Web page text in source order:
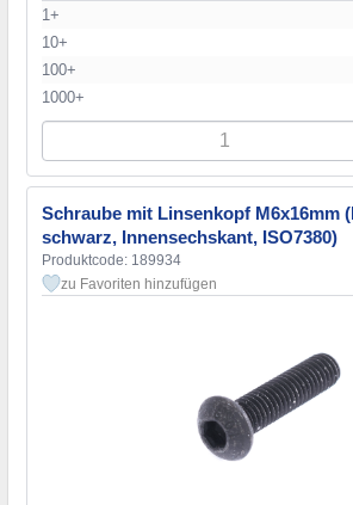
1+
10+
100+
1000+
Schraube mit Linsenkopf M6x16mm
schwarz, Innensechskant, ISO7380)
Produktcode: 189934
zu Favoriten hinzufügen